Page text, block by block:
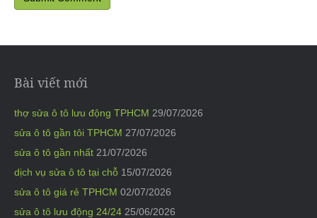
Bài viết mới
thợ sửa ô tô lưu động TPHCM 29/07/2026
sửa ô tô gần tôi TPHCM 27/07/2026
sửa ô tô gần nhất 21/07/2026
dịch vụ sửa ô tô tại chỗ 15/07/2026
sửa ô tô giá rẻ TPHCM 02/07/2026
sửa ô tô lưu động 24/24 25/06/2026